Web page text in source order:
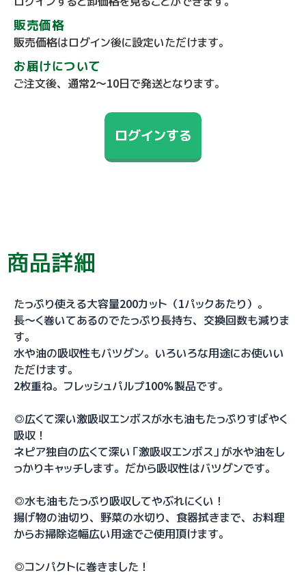
販売価格
販売価格はログイン後に設定いただけます。
お届けについて
ご注文後、通常2～10日で発送となります。
ログインする
商品詳細
たっぷり使える大容量200カット（1パックあたり）。
長～く巻いてあるのでたっぷり長持ち、交換回数も減りま
す。
水や油の吸収性もバツグン。いろいろな用途にお使いい
ただけます。
2枚重ね。フレッシュパルプ100％製品です。
◎広くて深い激吸収エンボスが水も油もたっぷりすばやく
吸収！
ネピア独自の広くて深い「激吸収エンボス」が水や油をし
っかりキャッチします。だから吸収性はバツグンです。
◎水も油もたっぷり吸収してやぶれにくい！
揚げ物の油切り、野菜の水切り、食器拭きまで、お料理
からお掃除迄幅広い用途でご使用頂けます。
◎コンパクトに巻きました！